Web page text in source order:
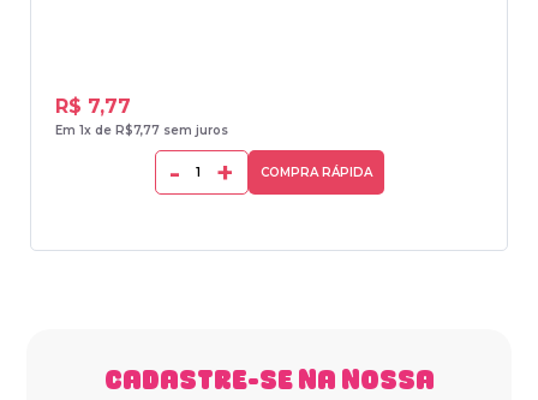
R$ 7,77
Em 1x de R$7,77 sem juros
- + COMPRA RÁPIDA
CADASTRE-SE NA NOSSA